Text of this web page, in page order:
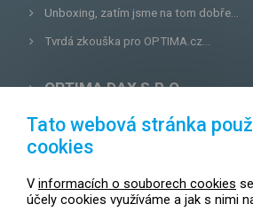
Unboxing, zatím jsme na tom dobře...
Tvrdá zkouška pro OPTIMA.cz...
OPTIMA DAX S.R.O.
Lazecká 46/3, 779 00Olomouc
Zákaznická linka: +420 587 407 456
Tato webová stránka
cookies
V informacích o souborech cookies
účely cookies využíváme a jak s nimi